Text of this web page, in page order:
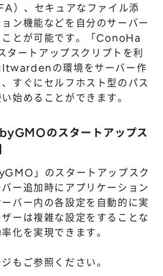
）、セキュアなファイル添
ン機能などを自分のサーバー
ことが可能です。「ConoHa
ートアップスクリプトを利
の環境をサーバー作
すぐにセルフホスト型のパス
始めることができます。
のスタートアップス
」のスタートアップスク
ー追加時にアプリケーション
バー内の各設定を自動的に実
ーは複雑な設定をすることな
化を実現できます。
もご参照ください。